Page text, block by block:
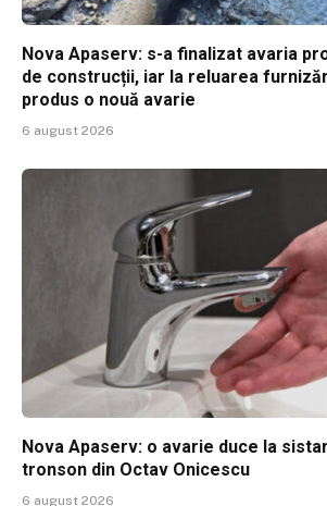
Nova Apaserv: s-a finalizat avaria
de construcții, iar la reluarea
produs o nouă avarie
6 august 2026
Nova Apaserv: o avarie duce la
tronson din Octav Onicescu
6 august 2026